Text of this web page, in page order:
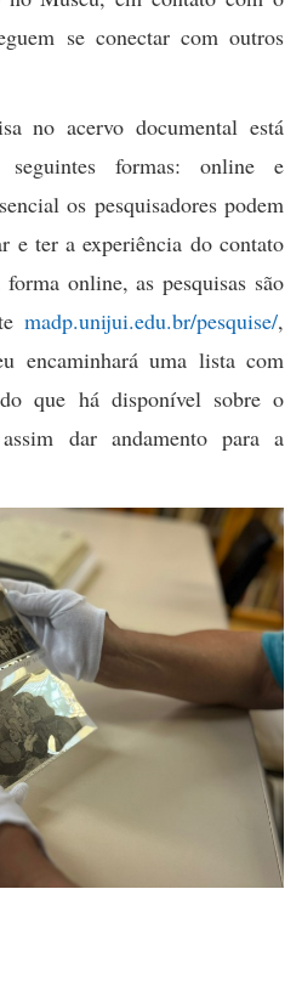
se conectar com outros
no acervo documental está
seguintes formas: online e
os pesquisadores podem
e ter a experiência do contato
online, as pesquisas são
madp.unijui.edu.br/pesquise/,
encaminhará uma lista com
que há disponível sobre o
dar andamento para a